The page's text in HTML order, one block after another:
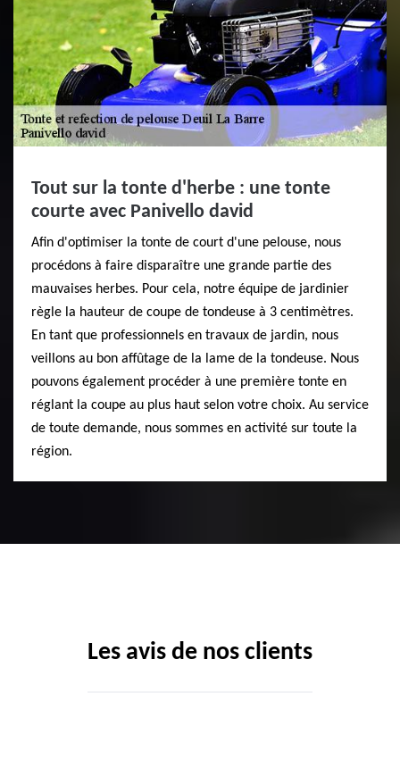
Tout sur la tonte d'herbe : une tonte
courte avec Panivello david
Afin d'optimiser la tonte de court d'une pelouse, nous
procédons à faire disparaître une grande partie des
mauvaises herbes. Pour cela, notre équipe de jardinier
règle la hauteur de coupe de tondeuse à 3 centimètres.
En tant que professionnels en travaux de jardin, nous
veillons au bon affûtage de la lame de la tondeuse. Nous
pouvons également procéder à une première tonte en
réglant la coupe au plus haut selon votre choix. Au service
de toute demande, nous sommes en activité sur toute la
région.
Les avis de nos clients